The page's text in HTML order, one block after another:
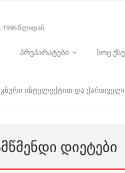
წლიდან
პრეპარატები
ინტელექტით და
ᲓᲘᲔᲢᲔᲑᲘ